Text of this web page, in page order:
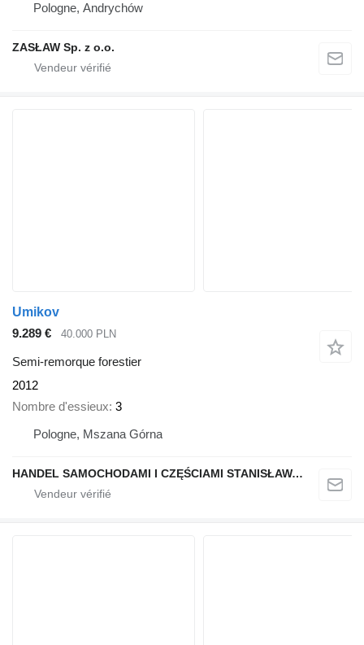
Pologne, Andrychów
ZASŁAW Sp. z o.o.
Umikov
9.289 €
40.000 PLN
Semi-remorque forestier
2012
Nombre d'essieux 3
Pologne, Mszana Górna
HANDEL SAMOCHODAMI I CZĘŚCIAMI STANISŁAWA RAPACZ